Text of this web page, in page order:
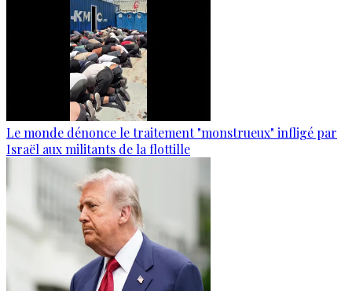
Le monde dénonce le traitement "monstrueux" infligé par
Israël aux militants de la flottille